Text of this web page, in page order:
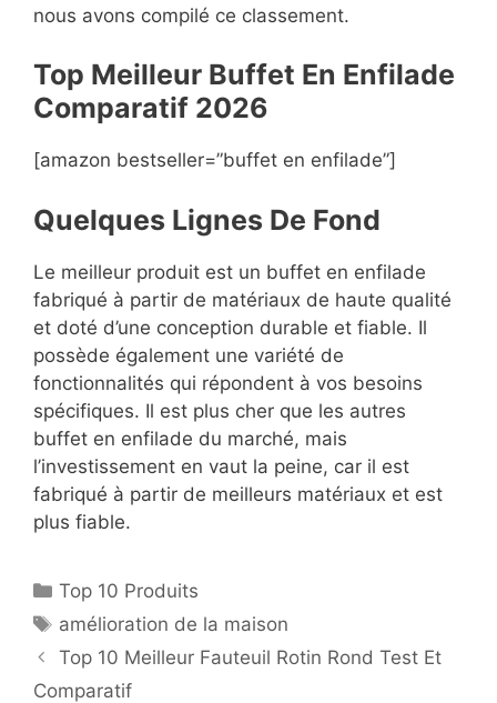
nous avons compilé ce classement.
Top Meilleur Buffet En Enfilade
Comparatif 2026
[amazon bestseller=”buffet en enfilade”]
Quelques Lignes De Fond
Le meilleur produit est un buffet en enfilade
fabriqué à partir de matériaux de haute qualité
et doté d’une conception durable et fiable. Il
possède également une variété de
fonctionnalités qui répondent à vos besoins
spécifiques. Il est plus cher que les autres
buffet en enfilade du marché, mais
l’investissement en vaut la peine, car il est
fabriqué à partir de meilleurs matériaux et est
plus fiable.
Top 10 Produits
amélioration de la maison
Top 10 Meilleur Fauteuil Rotin Rond Test Et
Comparatif